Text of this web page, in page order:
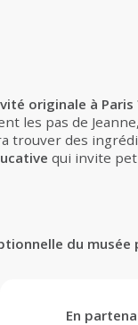
originale à Paris
les pas de
trouver des
qui invite
du
En